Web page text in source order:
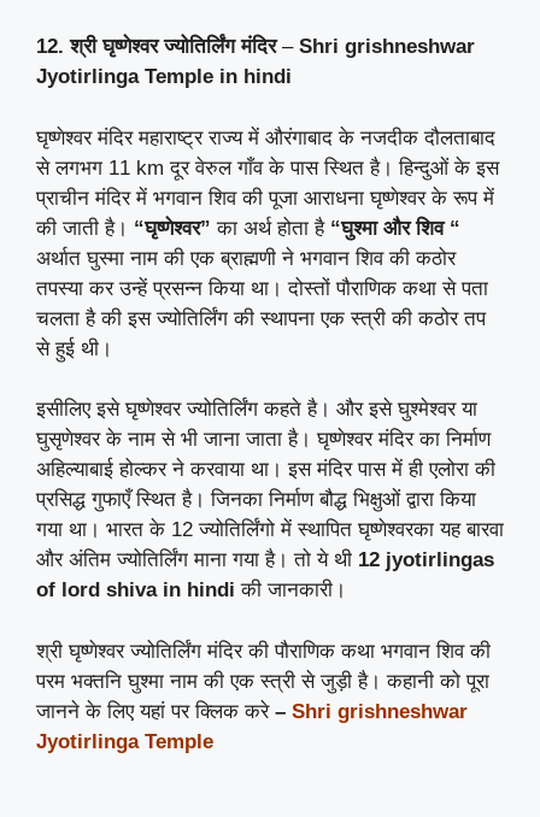
12. श्री घृष्णेश्वर ज्योतिर्लिंग मंदिर– Shri grishneshwar
Jyotirlinga Temple in hindi
घृष्णेश्वर मंदिर महाराष्ट्र राज्य में औरंगाबाद के नजदीक दौलताबाद
से लगभग 11 km दूर वेरुल गाँव के पास स्थित है। हिन्दुओं के इस
प्राचीन मंदिर में भगवान शिव की पूजा आराधना घृष्णेश्वर के रूप में
की जाती है। “घृष्णेश्वर” का अर्थ होता है “घुश्मा और शिव “
अर्थात घुस्मा नाम की एक ब्राह्मणी ने भगवान शिव की कठोर
तपस्या कर उन्हें प्रसन्न किया था। दोस्तों पौराणिक कथा से पता
चलता है की इस ज्योतिर्लिंग की स्थापना एक स्त्री की कठोर तप
से हुई थी।
इसीलिए इसे घृष्णेश्वर ज्योतिर्लिंग कहते है। और इसे घुश्मेश्वर या
घुसृणेश्वर के नाम से भी जाना जाता है। घृष्णेश्वर मंदिर का निर्माण
अहिल्याबाई होल्कर ने करवाया था। इस मंदिर पास में ही एलोरा की
प्रसिद्ध गुफाएँ स्थित है। जिनका निर्माण बौद्ध भिक्षुओं द्वारा किया
गया था। भारत के 12 ज्योतिर्लिंगो में स्थापित घृष्णेश्वरका यह बारवा
और अंतिम ज्योतिर्लिंग माना गया है। तो ये थी 12 jyotirlingas
of lord shiva in hindiकी जानकारी।
श्री घृष्णेश्वर ज्योतिर्लिंग मंदिर की पौराणिक कथा भगवान शिव की
परम भक्तनि घुश्मा नाम की एक स्त्री से जुड़ी है। कहानी को पूरा
जानने के लिए यहां पर क्लिक करे– Shri grishneshwar
Jyotirlinga Temple